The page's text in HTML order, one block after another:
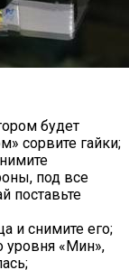
будет
сорвите гайки;
под все
поставьте
и снимите его;
уровня «Мин»,